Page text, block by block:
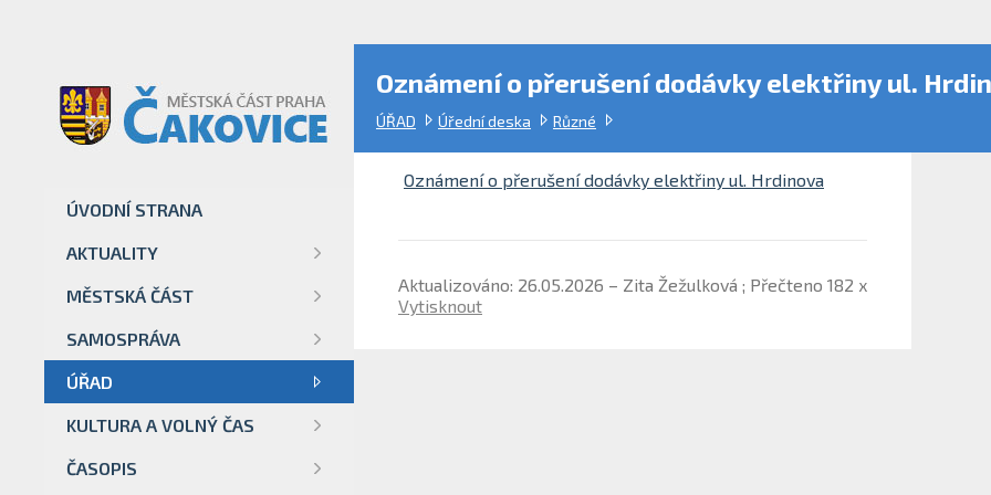
Oznámení o přerušení dodávky elektřiny ul.
ÚŘAD Úřední deska Různé
ÚVODNÍ STRANA
AKTUALITY
MĚSTSKÁ ČÁST
SAMOSPRÁVA
ÚŘAD
KULTURA A VOLNÝ ČAS
ČASOPIS
Oznámení o přerušení dodávky elektřiny ul. Hrdinova
Aktualizováno: 26.05.2026 – Zita Žežulková ; Přečteno 182 x
Vytisknout